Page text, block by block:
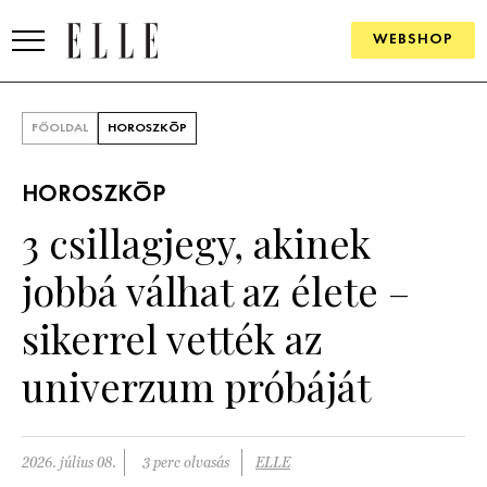
WEBSHOP
SZÉPSÉG
KULTÚRA
PÁRKAPCSOLAT
FŐOLDAL HOROSZKÓP
HOROSZKÓP
3 csillagjegy, akinek
jobbá válhat az élete –
sikerrel vették az
univerzum próbáját
2026. július 08. 3 perc olvasás ELLE